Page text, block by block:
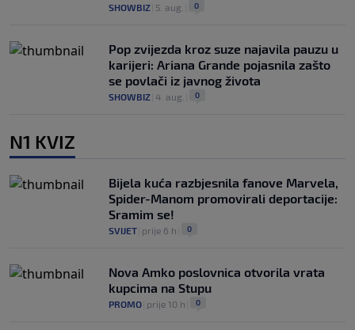
SHOWBIZ 5. aug. 0
Pop zvijezda kroz suze najavila pauzu u
karijeri: Ariana Grande pojasnila zašto
se povlači iz javnog života
SHOWBIZ 4. aug. 0
N1 KVIZ
Bijela kuća razbjesnila fanove Marvela,
Spider-Manom promovirali deportacije:
Sramim se!
SVIJET prije 6 h 0
Nova Amko poslovnica otvorila vrata
kupcima na Stupu
PROMO prije 10 h 0